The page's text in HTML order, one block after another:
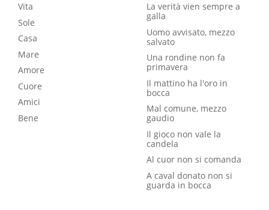
Vita
Sole
Casa
Mare
Amore
Cuore
Amici
Bene
La verità vien sempre a
galla
Uomo avvisato, mezzo
salvato
Una rondine non fa
primavera
Il mattino ha l'oro in
bocca
Mal comune, mezzo
gaudio
Il gioco non vale la
candela
Al cuor non si comanda
A caval donato non si
guarda in bocca